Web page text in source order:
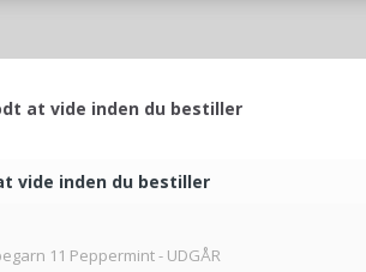
at vide inden du bestiller
vide inden du bestiller
11 Peppermint - UDGÅR